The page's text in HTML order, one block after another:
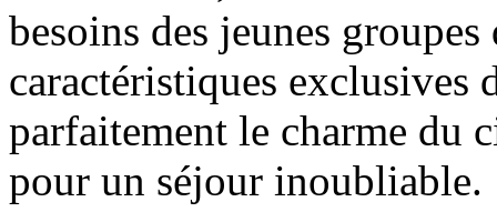
besoins des jeunes
caractéristiques exclusives
parfaitement le charme du
pour un séjour inoubliable.